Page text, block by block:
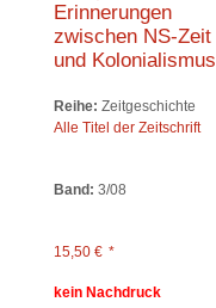
Erinnerungen
zwischen NS-Zeit
und Kolonialismus
Reihe: Zeitgeschichte
Alle Titel der Zeitschrift
Band: 3/08
15,50 € *
kein Nachdruck